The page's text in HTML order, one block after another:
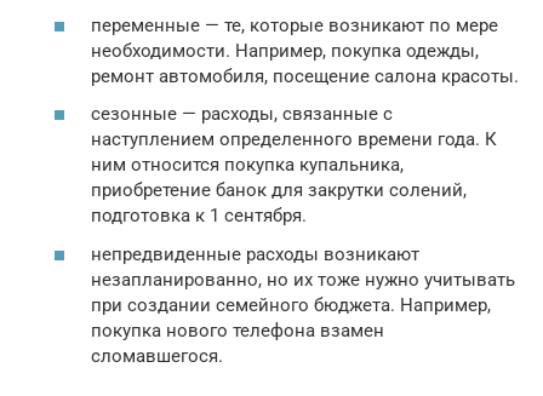
переменные — те, которые возникают по мере
необходимости. Например, покупка одежды,
ремонт автомобиля, посещение салона красоты.
сезонные — расходы, связанные с
наступлением определенного времени года. К
ним относится покупка купальника,
приобретение банок для закрутки солений,
подготовка к 1 сентября.
непредвиденные расходы возникают
незапланированно, но их тоже нужно учитывать
при создании семейного бюджета. Например,
покупка нового телефона взамен
сломавшегося.